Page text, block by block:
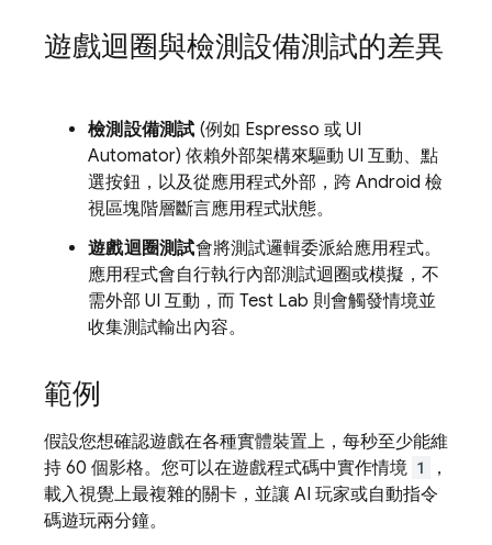
遊戲迴圈與檢測設備測試的差異
檢測設備測試 (例如 Espresso 或 UI
Automator) 依賴外部架構來驅動 UI 互動、點
選按鈕，以及從應用程式外部，跨 Android 檢
視區塊階層斷言應用程式狀態。
遊戲迴圈測試會將測試邏輯委派給應用程式。
應用程式會自行執行內部測試迴圈或模擬，不
需外部 UI 互動，而 Test Lab 則會觸發情境並
收集測試輸出內容。
範例
假設您想確認遊戲在各種實體裝置上，每秒至少能維
持 60 個影格。您可以在遊戲程式碼中實作情境 1
，
載入視覺上最複雜的關卡，並讓 AI 玩家或自動指令
碼遊玩兩分鐘。